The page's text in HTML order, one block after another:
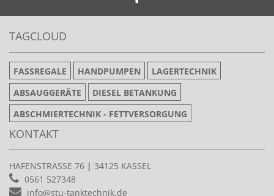
TAGCLOUD
FASSREGALE HANDPUMPEN
LAGERTECHNIK
ABSAUGGERÄTE
DIESEL BETANKUNG
ABSCHMIERTECHNIK - FETTVERSORGUNG
KONTAKT
HAFENSTRASSE 76 | 34125 KASSEL
0561 527348
info@stu-tanktechnik.de